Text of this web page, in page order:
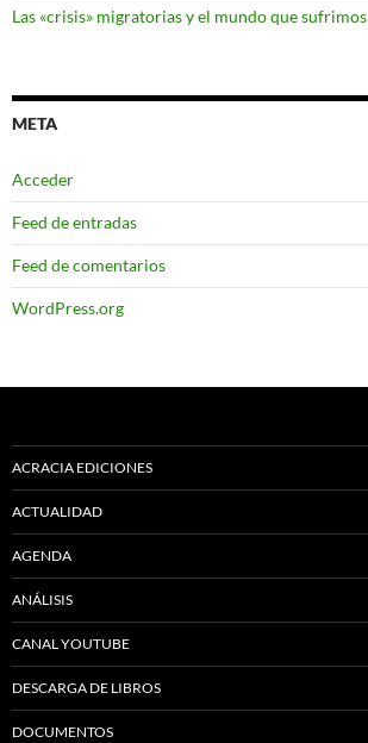
Las «crisis» migratorias y el mundo que sufrimos
META
Acceder
Feed de entradas
Feed de comentarios
WordPress.org
ACRACIA EDICIONES
ACTUALIDAD
AGENDA
ANÁLISIS
CANAL YOUTUBE
DESCARGA DE LIBROS
DOCUMENTOS